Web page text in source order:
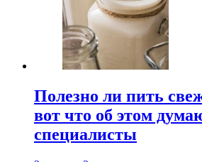
Полезно ли пить
вот что об этом
специалисты